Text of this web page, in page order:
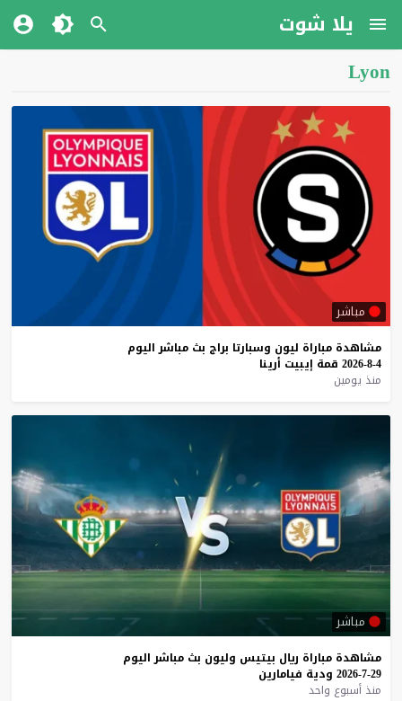
يلا شوت
Lyon
مباشر
مشاهدة مباراة ليون وسبارتا براج بث مباشر اليوم
4-8-2026
قمة إيبيت أرينا
منذ يومين
مباشر
مشاهدة مباراة ريال بيتيس وليون بث مباشر اليوم
29-7-2026
ودية فيامارين
منذ أسبوع واحد